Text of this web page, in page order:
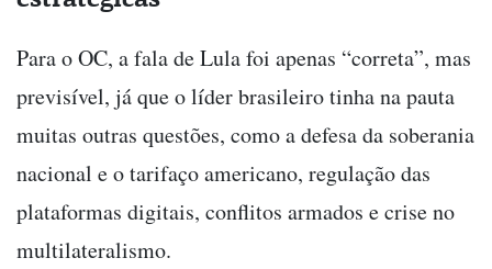
Para o OC, a fala de Lula foi apenas “correta”, mas
previsível, já que o líder brasileiro tinha na pauta
muitas outras questões, como a defesa da soberania
nacional e o tarifaço americano, regulação das
plataformas digitais, conflitos armados e crise no
multilateralismo.